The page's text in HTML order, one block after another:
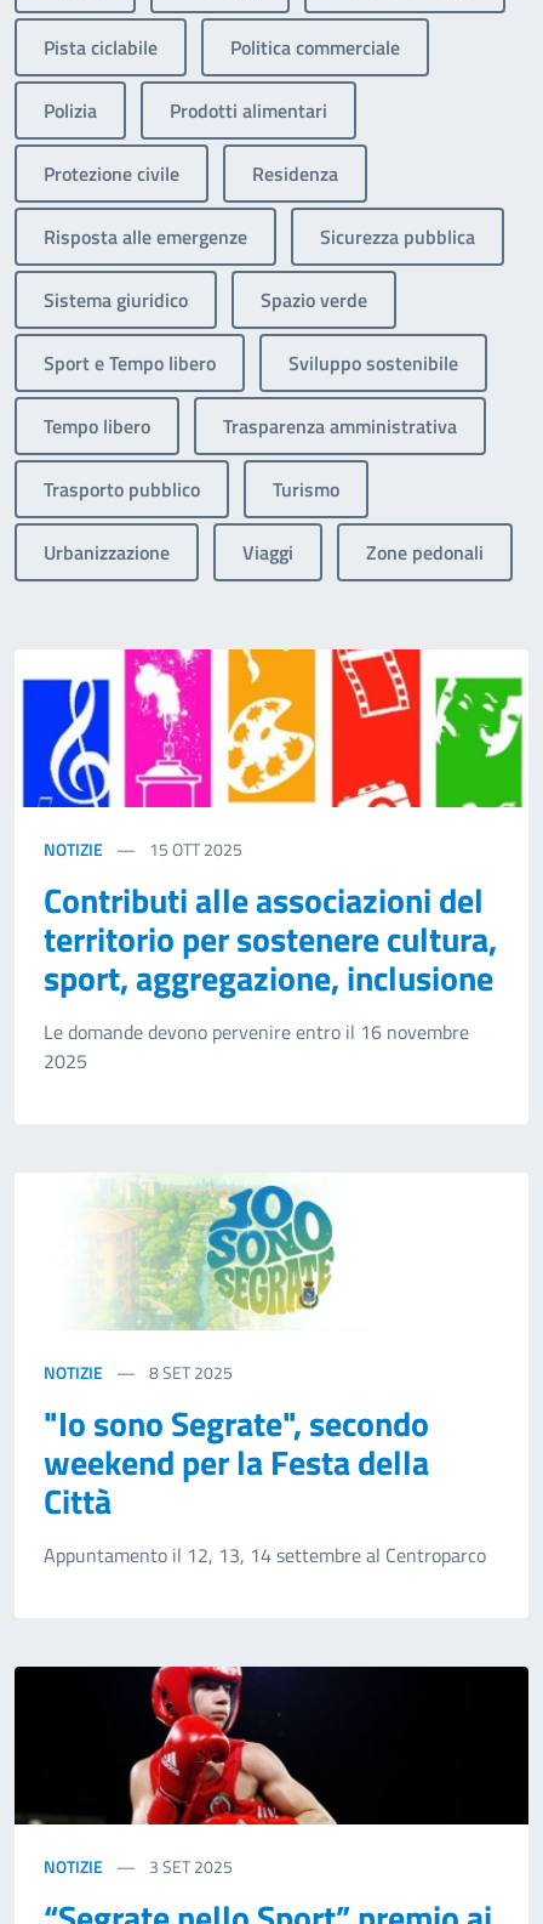
Pista ciclabile Politica commerciale
Polizia Prodotti alimentari
Protezione civile Residenza
Risposta alle emergenze Sicurezza pubblica
Sistema giuridico Spazio verde
Sport e Tempo libero Sviluppo sostenibile
Tempo libero Trasparenza amministrativa
Trasporto pubblico Turismo
Urbanizzazione Viaggi Zone pedonali
NOTIZIE 15OTT 2025
Contributi alle associazioni del
territorio per sostenere cultura,
sport, aggregazione, inclusione
Le domande devono pervenire entro il 16 novembre
2025
NOTIZIE 8SET 2025
"Io sono Segrate", secondo
weekend per la Festa della
Città
Appuntamento il 12, 13, 14 settembre al Centroparco
NOTIZIE 3SET 2025